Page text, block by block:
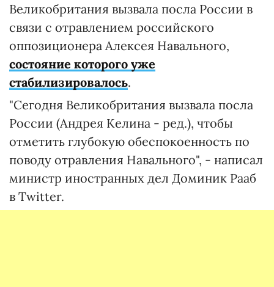
Великобритания вызвала посла России в
связи с отравлением российского
оппозиционера Алексея Навального,
состояние которого уже
стабилизировалось.
"Сегодня Великобритания вызвала посла
России (Андрея Келина - ред.), чтобы
отметить глубокую обеспокоенность по
поводу отравления Навального", - написал
министр иностранных дел Доминик Рааб
в Twitter.